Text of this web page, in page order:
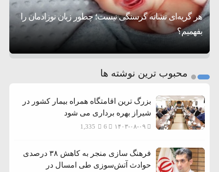
سختی خواهند گرفت
سنتکام پایان تجاوز جدید به ایران را اعلام کرد ۶:۰۵
هر گریه‌ای نشانه گرسنگی نیست؛ چطور زبان نوزادمان را
بفهمیم؟
تغذیه پدر می‌تواند بر سلامت نوزاد تأثیر بگذارد
روی دیگر زندگی
3
محبوب ترین نوشته ها
بزرگ ترین اقامتگاه همراه بیمار کشور در
شیراز بهره برداری می شود
۱۴۰۳-۰۸-۰۹ 1,335
فرهنگ سازی منجر به کاهش ۳۸ درصدی
حوادث آتش‌سوزی طی امسال در